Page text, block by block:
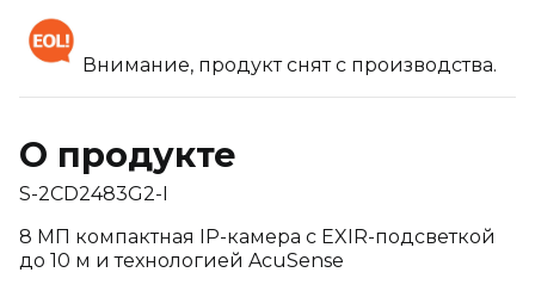
Внимание, продукт снят с производства.
О продукте
S-2CD2483G2-I
8 МП компактная IP-камера с EXIR-подсветкой
до 10 м и технологией AcuSense